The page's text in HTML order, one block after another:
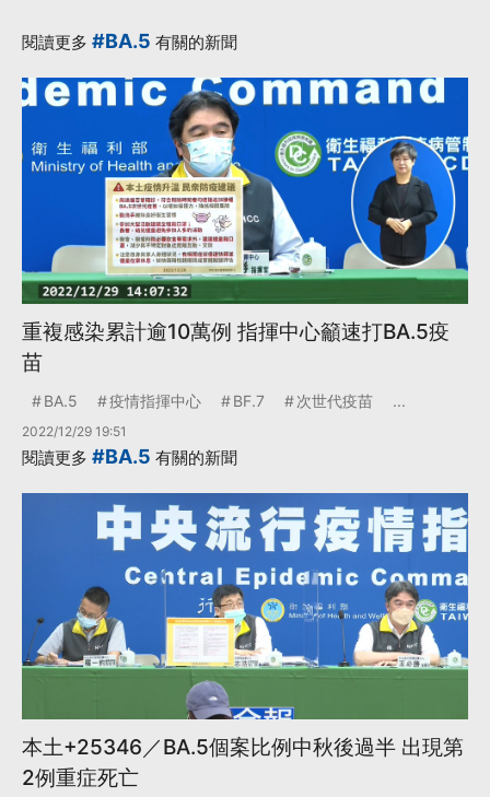
閱讀更多 #BA.5 有關的新聞
重複感染累計逾10萬例 指揮中心籲速打BA.5疫
苗
BA.5 疫情指揮中心 BF.7 次世代疫苗 ...
2022/12/29 19:51
閱讀更多 #BA.5 有關的新聞
本土+25346／BA.5個案比例中秋後過半 出現第
2例重症死亡